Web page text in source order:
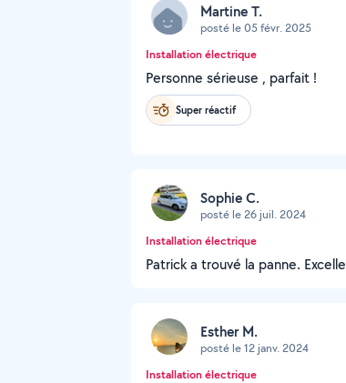
Martine T.
posté le 05 févr. 2025
Installation électrique
Personne sérieuse , parfait !
Super réactif
Sophie C.
posté le 26 juil. 2024
Installation électrique
Patrick a trouvé la panne.
Esther M.
posté le 12 janv. 2024
Installation électrique